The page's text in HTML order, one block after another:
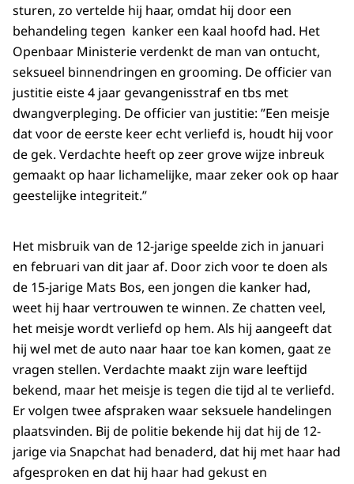
sturen, zo vertelde hij haar, omdat hij door een
behandeling tegen kanker een kaal hoofd had. Het
Openbaar Ministerie verdenkt de man van ontucht,
seksueel binnendringen en grooming. De officier van
justitie eiste 4 jaar gevangenisstraf en tbs met
dwangverpleging. De officier van justitie: ”Een meisje
dat voor de eerste keer echt verliefd is, houdt hij voor
de gek. Verdachte heeft op zeer grove wijze inbreuk
gemaakt op haar lichamelijke, maar zeker ook op haar
geestelijke integriteit.”
Het misbruik van de 12-jarige speelde zich in januari
en februari van dit jaar af. Door zich voor te doen als
de 15-jarige Mats Bos, een jongen die kanker had,
weet hij haar vertrouwen te winnen. Ze chatten veel,
het meisje wordt verliefd op hem. Als hij aangeeft dat
hij wel met de auto naar haar toe kan komen, gaat ze
vragen stellen. Verdachte maakt zijn ware leeftijd
bekend, maar het meisje is tegen die tijd al te verliefd.
Er volgen twee afspraken waar seksuele handelingen
plaatsvinden. Bij de politie bekende hij dat hij de 12-
jarige via Snapchat had benaderd, dat hij met haar had
afgesproken en dat hij haar had gekust en